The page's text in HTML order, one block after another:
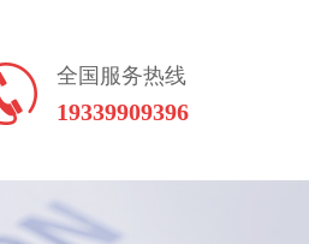
全国服务热线
19339909396